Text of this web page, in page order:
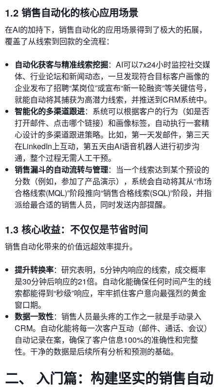
1.2 销售自动化的核心应用场景
在AI的加持下，销售自动化的应用场景得到了极大的拓展，
覆盖了从线索到回款的全流程：
自动化获客与精准线索挖掘：AI可以7x24小时监控社交媒
体、行业论坛和新闻动态，一旦发现符合目标客户画像的
企业发布了招聘“某岗位”或宣布“新一轮融资”等关键信号，
就能自动将其捕获为高潜力线索，并推送到CRM系统中。
智能化的多渠道跟进：系统可以根据客户的行为（如是否
打开邮件、点击哪个链接）和画像标签，自动执行一套精
心设计的多渠道跟进策略。比如，第一天发邮件，第三天
在LinkedIn上互动，第五天由AI语音机器人进行初步沟
通，整个过程无需人工干预。
销售漏斗的自动流转与管理：当一个线索达到某个预设的
分数（例如，参加了产品演示），系统会自动将其从“市场
合格线索(MQL)”阶段推向“销售合格线索(SQL)”阶段，并指
派给最合适的销售人员，同时发送内部提醒。
1.3 核心收益：不仅仅是节省时间
销售自动化带来的价值远超效率提升。
提升转换率：研究表明，5分钟内响应的线索，成交概率
是30分钟后响应的21倍。自动化能确保任何时间产生的线
索都能得到“秒级”响应，牢牢抓住客户意向最强烈的黄金
窗口期。
数据一致性：销售人员最头疼的工作之一就是手动录入
CRM。自动化能将每一次客户互动（邮件、通话、会议）
自动记录在案，确保了客户信息100%的准确性和完整
性。干净的数据是后续所有分析和预测的基础。
二、 入门篇：构建坚实的销售自动